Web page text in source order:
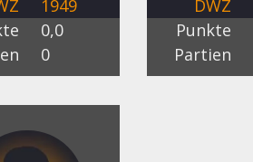
1949
0,0
0
DWZ
Punkte
Partien